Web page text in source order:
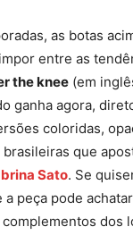
as botas
entre as
the knee (em
ganha agora,
coloridas,
brasileiras que
Sato. Se
peça pode
dos